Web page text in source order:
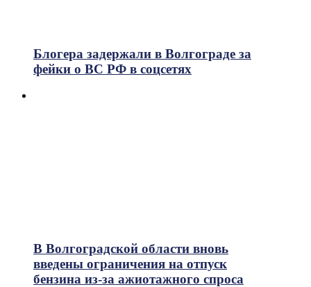
Блогера задержали в Волгограде за
фейки о ВС РФ в соцсетях
В Волгоградской области вновь
введены ограничения на отпуск
бензина из-за ажиотажного спроса